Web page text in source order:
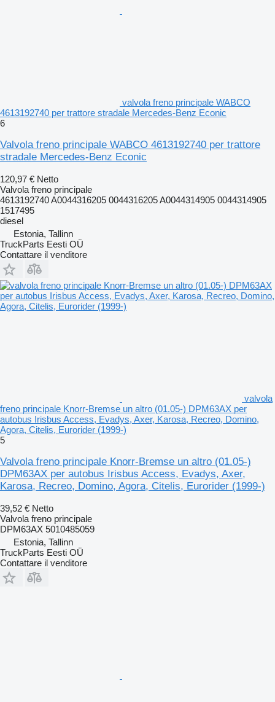
valvola freno principale WABCO
4613192740 per trattore stradale Mercedes-Benz Econic
6
Valvola freno principale WABCO 4613192740 per trattore
stradale Mercedes-Benz Econic
120,97 € Netto
Valvola freno principale
4613192740 A0044316205 0044316205 A0044314905 0044314905
1517495
diesel
Estonia, Tallinn
TruckParts Eesti OÜ
Contattare il venditore
valvola
freno principale Knorr-Bremse un altro (01.05-) DPM63AX per
autobus Irisbus Access, Evadys, Axer, Karosa, Recreo, Domino,
Agora, Citelis, Eurorider (1999-)
5
Valvola freno principale Knorr-Bremse un altro (01.05-)
DPM63AX per autobus Irisbus Access, Evadys, Axer,
Karosa, Recreo, Domino, Agora, Citelis, Eurorider (1999-)
39,52 € Netto
Valvola freno principale
DPM63AX 5010485059
Estonia, Tallinn
TruckParts Eesti OÜ
Contattare il venditore